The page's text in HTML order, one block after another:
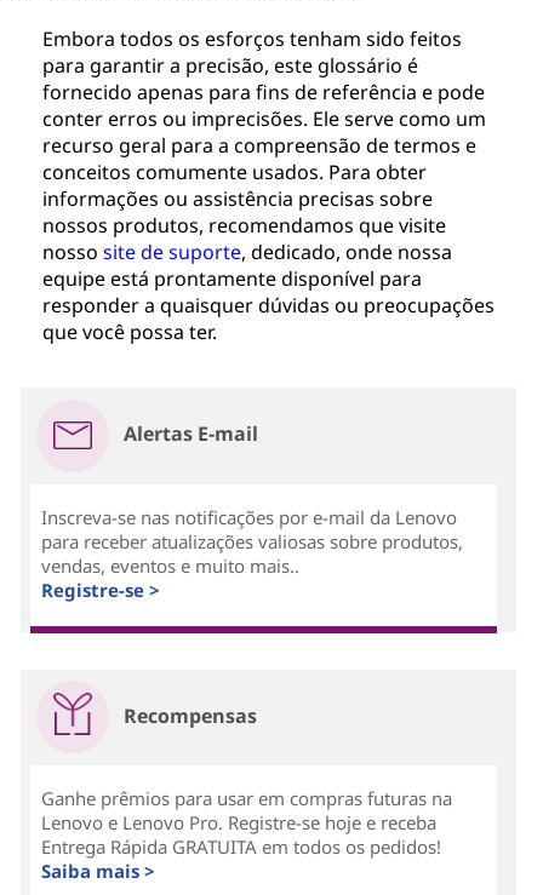
Embora todos os esforços tenham sido feitos
para garantir a precisão, este glossário é
fornecido apenas para fins de referência e pode
conter erros ou imprecisões. Ele serve como um
recurso geral para a compreensão de termos e
conceitos comumente usados. Para obter
informações ou assistência precisas sobre
nossos produtos, recomendamos que visite
nossosite de suporte, dedicado, onde nossa
equipe está prontamente disponível para
responder a quaisquer dúvidas ou preocupações
que você possa ter.
Alertas E-mail
Inscreva-se nas notificações por e-mail da Lenovo
para receber atualizações valiosas sobre produtos,
vendas, eventos e muito mais..
Registre-se >
Recompensas
Ganhe prêmios para usar em compras futuras na
Lenovo e Lenovo Pro. Registre-se hoje e receba
Entrega Rápida GRATUITA em todos os pedidos!
Saiba mais >